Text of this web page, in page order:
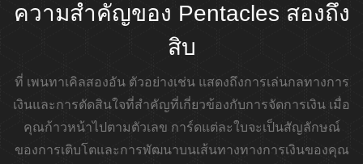
ความสำคัญของ Pentacles สองถึง
สิบ
ที่ เพนทาเคิลสองอัน ตัวอย่างเช่น แสดงถึงการเล่นกลทางการ
เงินและการตัดสินใจที่สำคัญที่เกี่ยวข้องกับการจัดการเงิน เมื่อ
คุณก้าวหน้าไปตามตัวเลข การ์ดแต่ละใบจะเป็นสัญลักษณ์
ของการเติบโตและการพัฒนาบนเส้นทางทางการเงินของคุณ